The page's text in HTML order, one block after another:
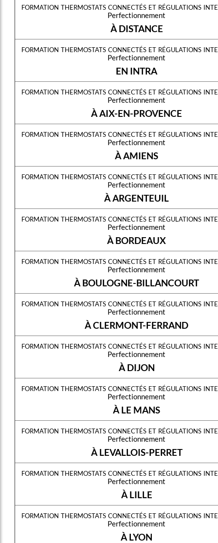
formation thermostats connectés et régulations
Perfectionnement
À DISTANCE
formation thermostats connectés et régulations
Perfectionnement
EN INTRA
formation thermostats connectés et régulations
Perfectionnement
À AIX-EN-PROVENCE
formation thermostats connectés et régulations
Perfectionnement
À AMIENS
formation thermostats connectés et régulations
Perfectionnement
À ARGENTEUIL
formation thermostats connectés et régulations
Perfectionnement
À BORDEAUX
formation thermostats connectés et régulations
Perfectionnement
À BOULOGNE-BILLANCOURT
formation thermostats connectés et régulations
Perfectionnement
À CLERMONT-FERRAND
formation thermostats connectés et régulations
Perfectionnement
À DIJON
formation thermostats connectés et régulations
Perfectionnement
À LE MANS
formation thermostats connectés et régulations
Perfectionnement
À LEVALLOIS-PERRET
formation thermostats connectés et régulations
Perfectionnement
À LILLE
formation thermostats connectés et régulations
Perfectionnement
À LYON